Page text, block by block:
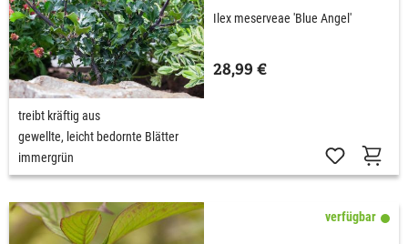
Ilex meserveae 'Blue Angel'
28,99 €
treibt kräftig aus
gewellte, leicht bedornte Blätter
immergrün
verfügbar